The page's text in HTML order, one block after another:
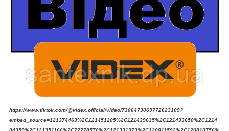
https://www.tiktok.com/@videx.official/video/7306473069772623109?
embed_source=121374463%2C121451205%2C121439635%2C121433650%2C1214